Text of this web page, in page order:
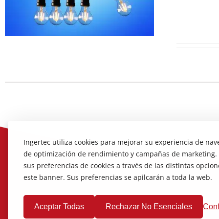
Ingertec utiliza cookies para mejorar su experiencia de
de optimización de rendimiento y campañas de
sus preferencias de cookies a través de las distintas
este banner. Sus preferencias se apilcarán a toda la web.
Aceptar Todas Rechazar No Esenciales